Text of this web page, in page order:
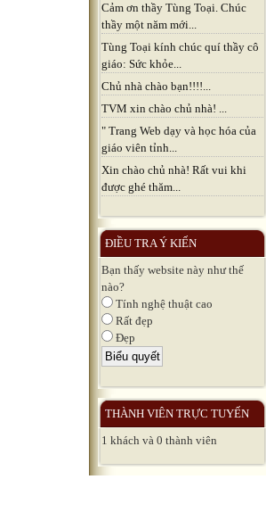
Cảm ơn thầy Tùng Toại. Chúc
thầy một năm mới...
Tùng Toại kính chúc quí thầy cô
giáo: Sức khỏe...
Chủ nhà chào bạn!!!!...
TVM xin chào chủ nhà! ...
" Trang Web dạy và học hóa của
giáo viên tỉnh...
Xin chào chủ nhà! Rất vui khi
được ghé thăm...
ĐIỀU TRA Ý KIẾN
Bạn thấy website này như thế
nào?
Tính nghệ thuật cao
Rất đẹp
Đẹp
THÀNH VIÊN TRỰC TUYẾN
1 khách và 0 thành viên